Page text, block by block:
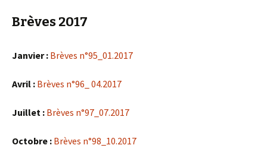
Brèves 2017
Janvier : Brèves n°95_01.2017
Avril : Brèves n°96_ 04.2017
Juillet : Brèves n°97_07.2017
Octobre : Brèves n°98_10.2017